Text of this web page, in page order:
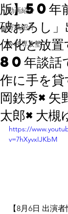
動画紹介
寄稿紹介
令和専攻塾
版】50年
破おろし
体化と放置
80年談話
作に手を
岡鉄秀×矢
太郎×大槻
https://
v=7hXyvxIJKbM
【8月6日 出演者